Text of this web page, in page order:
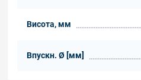
Висота, мм
Впускн. Ø [мм]